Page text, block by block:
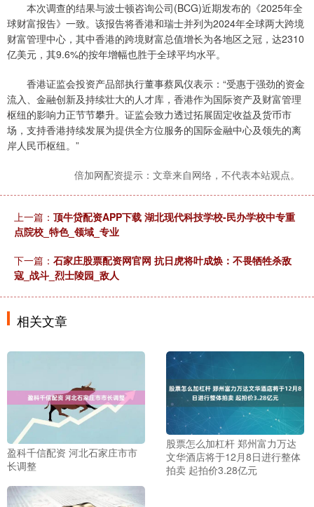
本次调查的结果与波士顿咨询公司(BCG)近期发布的《2025年全
球财富报告》一致。该报告将香港和瑞士并列为2024年全球两大跨境
财富管理中心，其中香港的跨境财富总值增长为各地区之冠，达2310
亿美元，其9.6%的按年增幅也胜于全球平均水平。
香港证监会投资产品部执行董事蔡凤仪表示：“受惠于强劲的资金
流入、金融创新及持续壮大的人才库，香港作为国际资产及财富管理
枢纽的影响力正节节攀升。证监会致力透过拓展固定收益及货币市
场，支持香港持续发展为提供全方位服务的国际金融中心及领先的离
岸人民币枢纽。”
倍加网配资提示：文章来自网络，不代表本站观点。
上一篇： 顶牛贷配资APP下载 湖北现代科技学校-民办学校中专重
点院校_特色_领域_专业
下一篇： 石家庄股票配资网官网 抗日虎将叶成焕：不畏牺牲杀敌
寇_战斗_烈士陵园_敌人
相关文章
盈科千信配资 河北石家庄市市
长调整
股票怎么加杠杆 郑州富力万达
文华酒店将于12月8日进行整体
拍卖 起拍价3.28亿元